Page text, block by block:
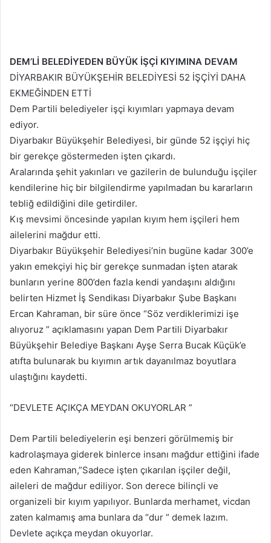
DEM’Lİ BELEDİYEDEN BÜYÜK İŞÇİ KIYIMINA DEVAM
DİYARBAKIR BÜYÜKŞEHİR BELEDİYESİ 52 İŞÇİYİ DAHA
EKMEĞİNDEN ETTİ
Dem Partili belediyeler işçi kıyımları yapmaya devam
ediyor.
Diyarbakır Büyükşehir Belediyesi, bir günde 52 işçiyi hiç
bir gerekçe göstermeden işten çıkardı.
Aralarında şehit yakınları ve gazilerin de bulunduğu işçiler
kendilerine hiç bir bilgilendirme yapılmadan bu kararların
tebliğ edildiğini dile getirdiler.
Kış mevsimi öncesinde yapılan kıyım hem işçileri hem
ailelerini mağdur etti.
Diyarbakır Büyükşehir Belediyesi’nin bugüne kadar 300’e
yakın emekçiyi hiç bir gerekçe sunmadan işten atarak
bunların yerine 800’den fazla kendi yandaşını aldığını
belirten Hizmet İş Sendikası Diyarbakır Şube Başkanı
Ercan Kahraman, bir süre önce “Söz verdiklerimizi işe
alıyoruz ” açıklamasını yapan Dem Partili Diyarbakır
Büyükşehir Belediye Başkanı Ayşe Serra Bucak Küçük’e
atıfta bulunarak bu kıyımın artık dayanılmaz boyutlara
ulaştığını kaydetti.
“DEVLETE AÇIKÇA MEYDAN OKUYORLAR ”
Dem Partili belediyelerin eşi benzeri görülmemiş bir
kadrolaşmaya giderek binlerce insanı mağdur ettiğini ifade
eden Kahraman,”Sadece işten çıkarılan işçiler değil,
aileleri de mağdur ediliyor. Son derece bilinçli ve
organizeli bir kıyım yapılıyor. Bunlarda merhamet, vicdan
zaten kalmamış ama bunlara da “dur ” demek lazım.
Devlete açıkça meydan okuyorlar.